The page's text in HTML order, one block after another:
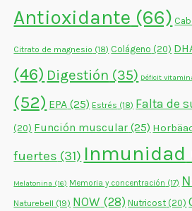
Antioxidante (66)
Citrato de magnesio (18) Colágeno (20)
(46) Digestión (35) Déficit
(52) EPA (25) Estrés (18) Falta de
(20) Función muscular (25)
fuertes (31) Inmunidad
Melatonina (16) Memoria y concentración (17)
Naturebell (19) NOW (28) Nutricost (20)